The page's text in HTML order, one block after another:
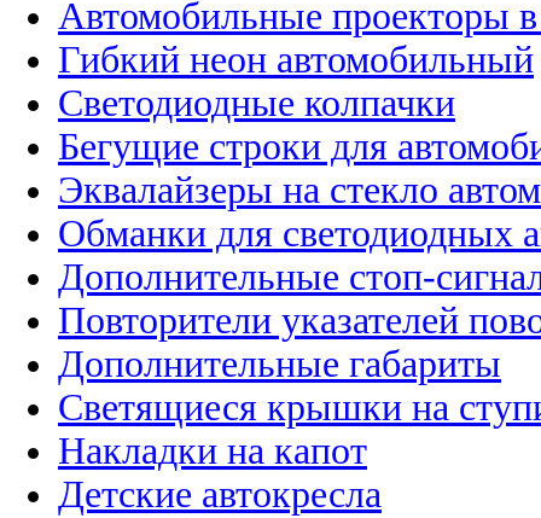
Автомобильные проекторы
Гибкий неон автомобильный
Светодиодные колпачки
Бегущие строки для
Эквалайзеры на стекло
Обманки для светодиодных
Дополнительные стоп-
Повторители указателей
Дополнительные габариты
Светящиеся крышки на
Накладки на капот
Детские автокресла